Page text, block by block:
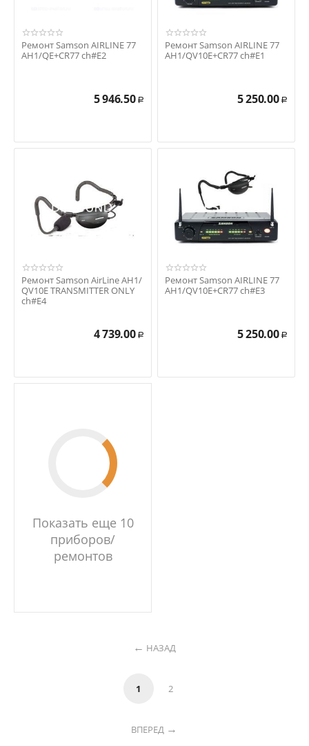
Ремонт Samson AIRLINE 77
AH1/QE+CR77 ch#E2
5 946.50 Р
Ремонт Samson AIRLINE 77
AH1/QV10E+CR77 ch#E1
5 250.00 Р
Ремонт Samson AirLine AH1/
QV10E TRANSMITTER ONLY
ch#E4
4 739.00 Р
Ремонт Samson AIRLINE 77
AH1/QV10E+CR77 ch#E3
5 250.00 Р
Показать еще 10
приборов/
ремонтов
НАЗАД
1 2
ВПЕРЕД